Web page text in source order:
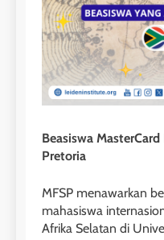
Beasiswa
Pretoria
MFSP menawarkan
mahasiswa
Afrika Selatan di